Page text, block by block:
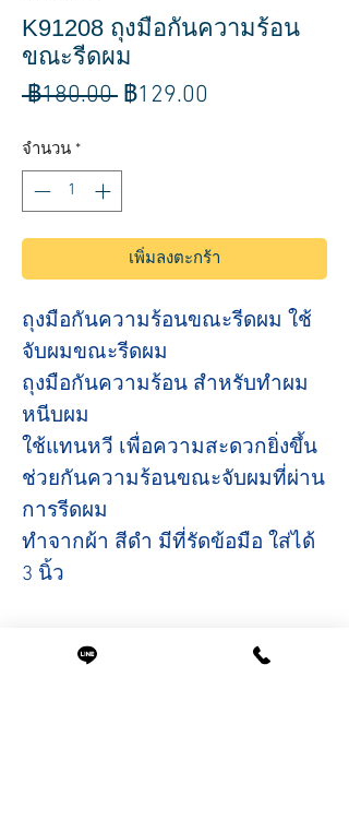
K91208 ถุงมือกันความร้อน
ขณะรีดผม
฿180.00 ราคา
฿129.00
จำนวน *
เพิ่มลงตะกร้า
ถุงมือกันความร้อนขณะรีดผม ใช้
จับผมขณะรีดผม
ถุงมือกันความร้อน สำหรับทำผม
หนีบผม
ใช้แทนหวี เพื่อความสะดวกยิ่งขึ้น
ช่วยกันความร้อนขณะจับผมที่ผ่าน
การรีดผม
ทำจากผ้า สีดำ มีที่รัดข้อมือ ใส่ได้
3 นิ้ว